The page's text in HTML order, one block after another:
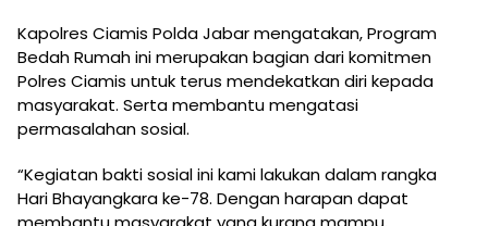
Kapolres Ciamis Polda Jabar mengatakan, Program
Bedah Rumah ini merupakan bagian dari komitmen
Polres Ciamis untuk terus mendekatkan diri kepada
masyarakat. Serta membantu mengatasi
permasalahan sosial.
“Kegiatan bakti sosial ini kami lakukan dalam rangka
Hari Bhayangkara ke-78. Dengan harapan dapat